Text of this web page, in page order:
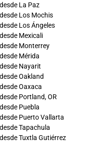
La Paz
Los Mochis
Los Ángeles
Mexicali
Monterrey
Mérida
Nayarit
Oakland
Oaxaca
Portland, OR
Puebla
Puerto Vallarta
Tapachula
Tuxtla Gutiérrez